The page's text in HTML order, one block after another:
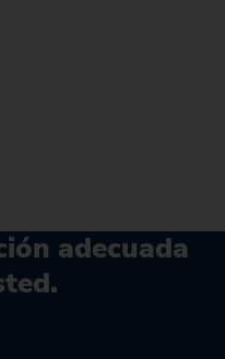
adecuada